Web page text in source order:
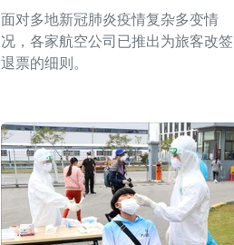
面对多地新冠肺炎疫情复杂多变情
况，各家航空公司已推出为旅客改签
退票的细则。